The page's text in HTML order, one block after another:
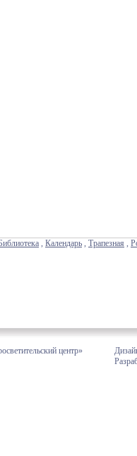
, Календарь , Трапезная ,
центр»